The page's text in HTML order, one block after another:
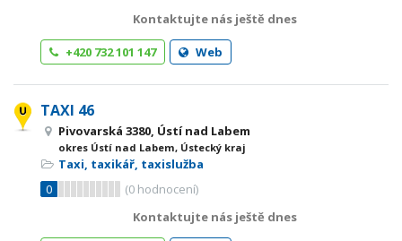
Kontaktujte nás ještě dnes
+420 732 101 147 Web
TAXI 46
Pivovarská 3380, Ústí nad Labem
okres Ústí nad Labem, Ústecký kraj
Taxi, taxikář, taxislužba
0
(0 hodnocení)
Kontaktujte nás ještě dnes